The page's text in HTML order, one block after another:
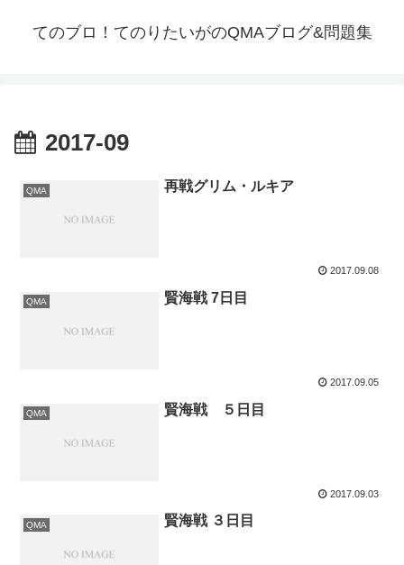
てのブロ！てのりたいがのQMAブログ&問題集
2017-09
QMA 再戦グリム・ルキア
2017.09.08
QMA 賢海戦 7日目
2017.09.05
QMA 賢海戦 ５日目
2017.09.03
QMA 賢海戦 ３日目